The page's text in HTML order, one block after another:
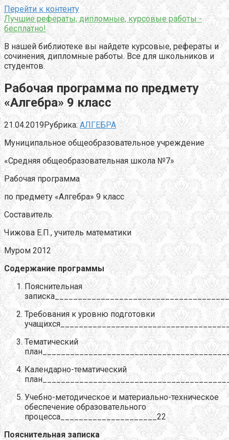
Перейти к контенту
Лучшие рефераты, дипломные, курсовые работы -
бесплатно!
В нашей библиотеке вы найдете курсовые, рефераты и
сочинения, дипломные работы. Все для школьников и
студентов.
Рабочая программа по предмету
«Алгебра» 9 класс
21.04.2019Рубрика: АЛГЕБРА
Муниципальное общеобразовательное учреждение
«Средняя общеобразовательная школа №7»
Рабочая программа
по предмету «Алгебра» 9 класс
Составитель:
Чижова Е.П., учитель математики
Муром 2012
Содержание программы
Пояснительная
Требования к уровню подготовки
Тематический
Календарно-тематический
Учебно-методическое и материально-техническое
обеспечение образовательного
процесса_____________________22
Пояснительная записка